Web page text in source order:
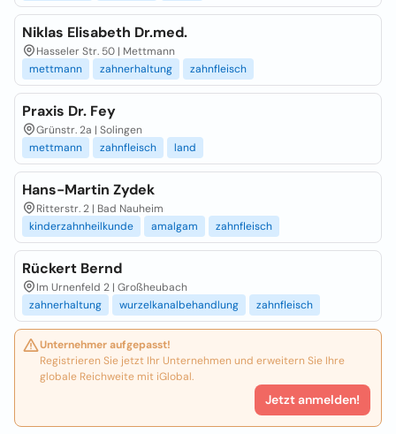
Niklas Elisabeth Dr.med.
Hasseler Str. 50 | Mettmann
mettmann
zahnerhaltung zahnfleisch
Praxis Dr. Fey
Grünstr. 2a | Solingen
mettmann
zahnfleisch land
Hans-Martin Zydek
Ritterstr. 2 | Bad Nauheim
kinderzahnheilkunde
amalgam zahnfleisch
Rückert Bernd
Im Urnenfeld 2 | Großheubach
zahnerhaltung
wurzelkanalbehandlung zahnfleisch
Unternehmer aufgepasst!
Registrieren Sie jetzt Ihr Unternehmen und erweitern Sie Ihre
globale Reichweite mit iGlobal.
Jetzt anmelden!